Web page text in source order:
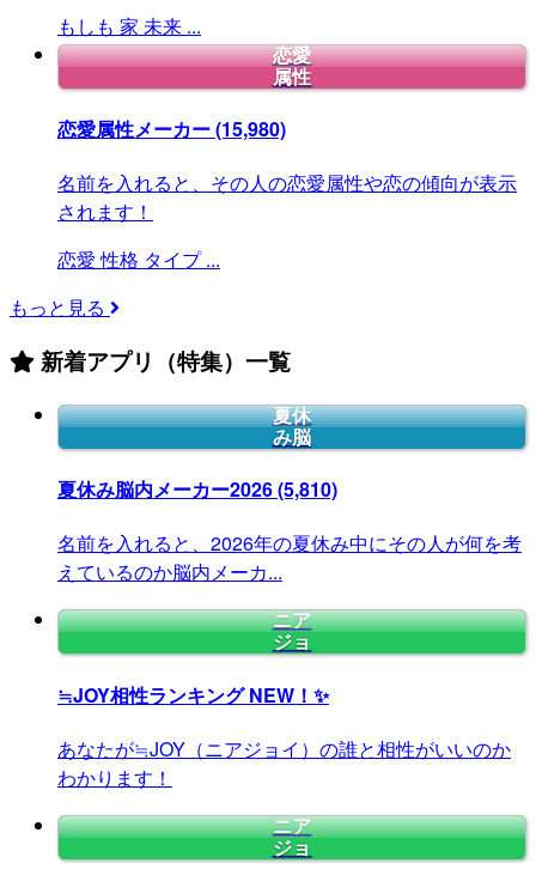
もしも 家 未来 ...
恋愛
属性
恋愛属性メーカー(15,980)
名前を入れると、その人の恋愛属性や恋の傾向が表示
されます！
恋愛 性格 タイプ ...
もっと見る
新着アプリ（特集）一覧
夏休
み脳
夏休み脳内メーカー2026(5,810)
名前を入れると、2026年の夏休み中にその人が何を考
えているのか脳内メーカ...
ニア
ジョ
≒JOY相性ランキングNEW！✨
あなたが≒JOY（ニアジョイ）の誰と相性がいいのか
わかります！
ニア
ジョ